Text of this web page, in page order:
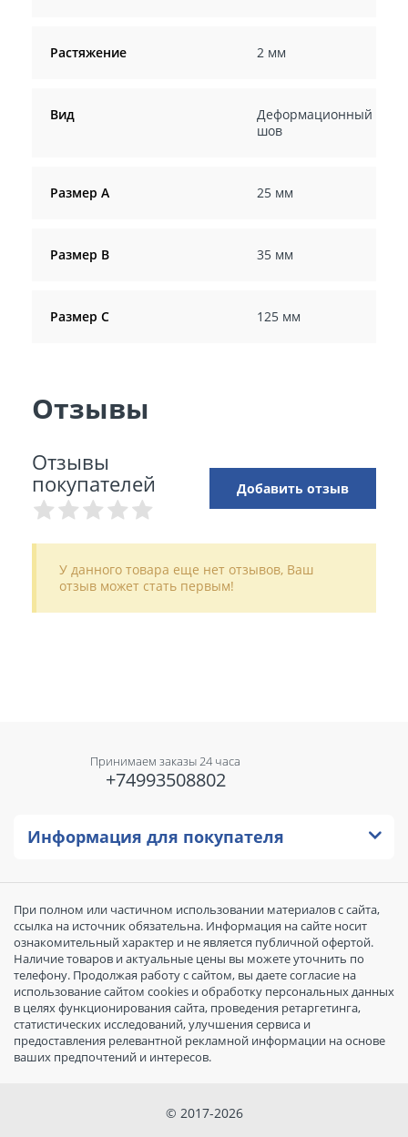
Растяжение 2 мм
Вид
Деформационный
шов
Размер А 25 мм
Размер В 35 мм
Размер С 125 мм
Отзывы
Отзывы
покупателей
Добавить отзыв
У данного товара еще нет отзывов, Ваш
отзыв может стать первым!
Принимаем заказы 24 часа
+74993508802
Информация для покупателя
При полном или частичном использовании материалов с сайта,
ссылка на источник обязательна. Информация на сайте носит
ознакомительный характер и не является публичной офертой.
Наличие товаров и актуальные цены вы можете уточнить по
телефону. Продолжая работу с сайтом, вы даете согласие на
использование сайтом cookies и обработку персональных данных
в целях функционирования сайта, проведения ретаргетинга,
статистических исследований, улучшения сервиса и
предоставления релевантной рекламной информации на основе
ваших предпочтений и интересов.
© 2017-2026